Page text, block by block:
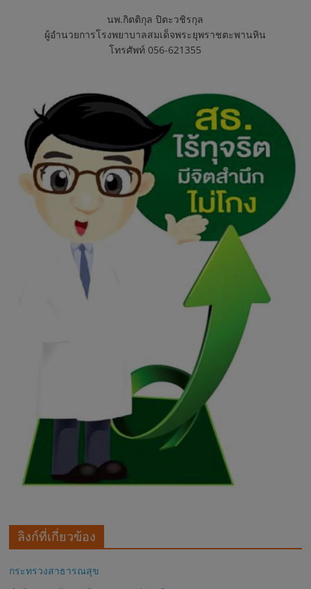
น
หิ
นพ.กิตติกุล ปิตะวชิรกุล
ผู้อำนวยการโรงพยาบาลสมเด็จพระยุพราชตะพานหิน
โทรศัพท์ 056-621355
ลิงก์ที่เกี่ยวข้อง
กระทรวงสาธารณสุข